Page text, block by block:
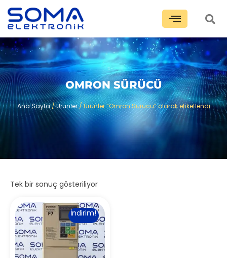
OMRON SÜRÜCÜ
Ana Sayfa/Ürünler/ Ürünler “Omron Sürücü” olarak etiketlendi
Tek bir sonuç gösteriliyor
İndirim!